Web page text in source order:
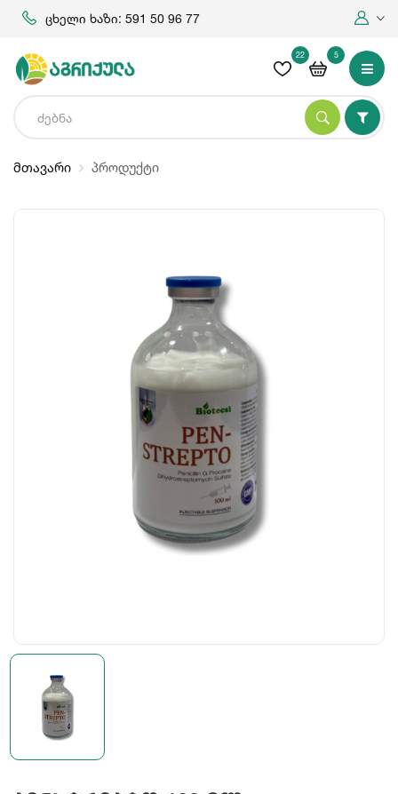
ცხელი ხაზი: 591 50 96 77
22 5
მთავარი პროდუქტი